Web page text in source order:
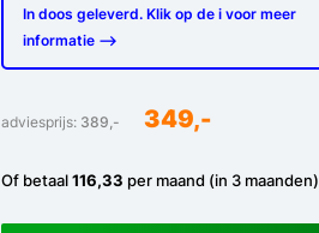
In doos geleverd. Klik op de i voor meer
informatie -->
adviesprijs: 389,- 349,-
Of betaal116,33 per maand (in 3 maanden)